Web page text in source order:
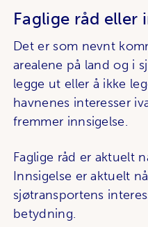
Faglige råd eller
Det er som nevnt
arealene på land og i
legge ut eller å ikke
havnenes interesser
fremmer innsigelse.
Faglige råd er aktuelt
Innsigelse er aktuelt
sjøtransportens
betydning.